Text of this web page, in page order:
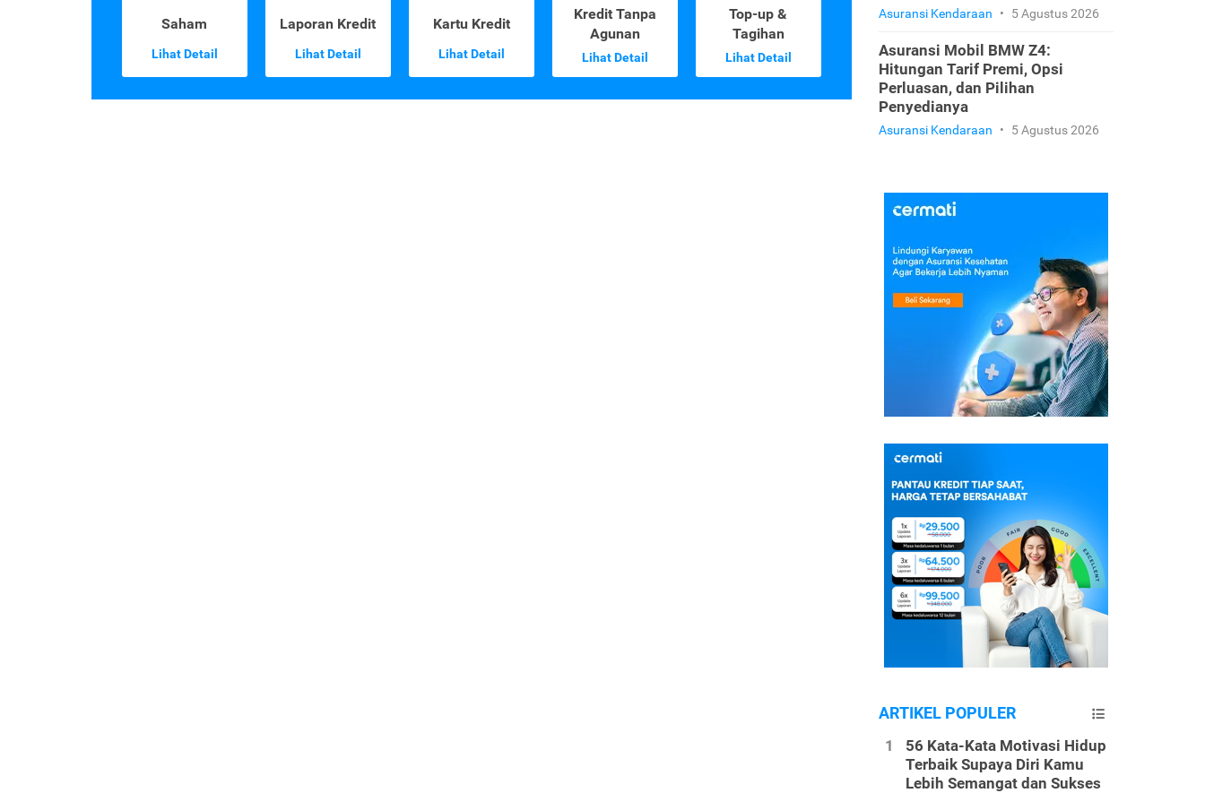
Saham
Lihat Detail
Laporan Kredit
Lihat Detail
Kartu Kredit
Lihat Detail
Kredit Tanpa
Agunan
Lihat Detail
Top-up &
Tagihan
Lihat Detail
Asuransi Kendaraan • 5 Agustus 2026
Asuransi Mobil BMW Z4:
Hitungan Tarif Premi, Opsi
Perluasan, dan Pilihan
Penyedianya
Asuransi Kendaraan • 5 Agustus 2026
ARTIKEL POPULER
56 Kata-Kata Motivasi Hidup
Terbaik Supaya Diri Kamu
Lebih Semangat dan Sukses